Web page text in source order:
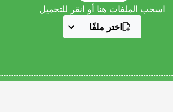
اسحب الملفات هنا أو انقر للتحميل
اختر ملفًا